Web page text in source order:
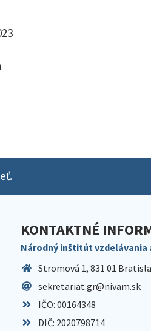
KONTAKTNÉ
Národný inštitút vzdelávania
Stromová 1, 831 01
sekretariat.gr@nivam.sk
IČO: 00164348
DIČ: 2020798714